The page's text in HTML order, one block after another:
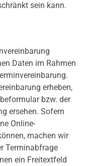
sein kann.
Daten im Rahmen
erheben,
bzw. der
ersehen. Sofern
Online-
machen wir
Terminabfrage
ein Freitextfeld